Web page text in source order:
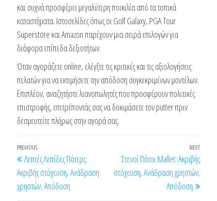
και συχνά προσφέρει μεγαλύτερη ποικιλία από τα τοπικά
καταστήματα. Ιστοσελίδες όπως οι Golf Galaxy, PGA Tour
Superstore και Amazon παρέχουν μια σειρά επιλογών για
διάφορα επίπεδα δεξιοτήτων.
Όταν αγοράζετε online, ελέγξτε τις κριτικές και τις αξιολογήσεις
πελατών για να εκτιμήσετε την απόδοση συγκεκριμένων μοντέλων.
Επιπλέον, αναζητήστε λιανοπωλητές που προσφέρουν πολιτικές
επιστροφής, επιτρέποντάς σας να δοκιμάσετε τον putter πριν
δεσμευτείτε πλήρως στην αγορά σας.
Post
navigation
Previous
Post
PREVIOUS
Λεπτές Λεπίδες Πάτερς:
Ακριβής στόχευση, Ανάδραση
χρηστών, Απόδοση
Next
Post
NEXT
Στενοί Πάτοι Mallet: Ακριβής
στόχευση, Ανάδραση χρηστών,
Απόδοση